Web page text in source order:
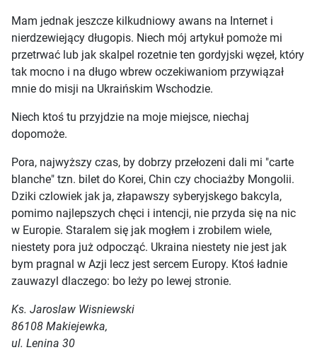
Mam jednak jeszcze kilkudniowy awans na Internet i
nierdzewiejący długopis. Niech mój artykuł pomoże mi
przetrwać lub jak skalpel rozetnie ten gordyjski węzeł, który
tak mocno i na długo wbrew oczekiwaniom przywiązał
mnie do misji na Ukraińskim Wschodzie.
Niech ktoś tu przyjdzie na moje miejsce, niechaj
dopomoże.
Pora, najwyższy czas, by dobrzy przełozeni dali mi "carte
blanche" tzn. bilet do Korei, Chin czy chociażby Mongolii.
Dziki czlowiek jak ja, złapawszy syberyjskego bakcyla,
pomimo najlepszych chęci i intencji, nie przyda się na nic
w Europie. Staralem się jak mogłem i zrobilem wiele,
niestety pora już odpocząć. Ukraina niestety nie jest jak
bym pragnal w Azji lecz jest sercem Europy. Ktoś ładnie
zauwazyl dlaczego: bo leży po lewej stronie.
Ks. Jaroslaw Wisniewski
86108 Makiejewka,
ul. Lenina 30